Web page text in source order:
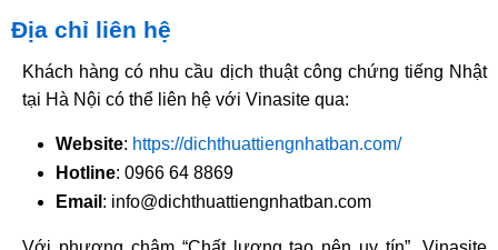
Địa chỉ liên hệ
Khách hàng có nhu cầu dịch thuật công chứng tiếng Nhật
tại Hà Nội có thể liên hệ với Vinasite qua:
Website: https://dichthuattiengnhatban.com/
Hotline: 0966 64 8869
Email : info@dichthuattiengnhatban.com